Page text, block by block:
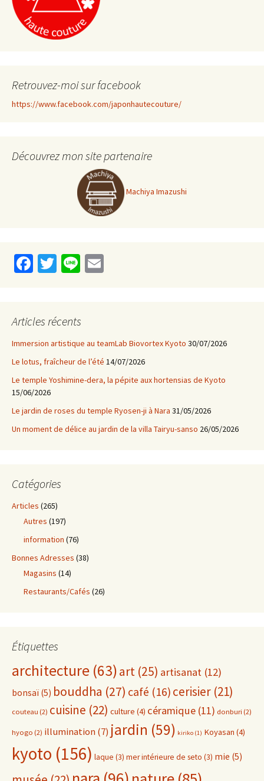
Retrouvez-moi sur facebook
https://www.facebook.com/japonhautecouture/
Découvrez mon site partenaire
Machiya Imazushi
Fa
o
o
k
T
er
Li
Articles récents
Immersion artistique au teamLab Biovortex Kyoto 30/07/2026
Le lotus, fraîcheur de l’été 14/07/2026
Le temple Yoshimine-dera, la pépite aux hortensias de Kyoto
15/06/2026
Le jardin de roses du temple Ryosen-ji à Nara 31/05/2026
Un moment de délice au jardin de la villa Tairyu-sanso 26/05/2026
Catégories
Articles (265)
Autres (197)
information (76)
Bonnes Adresses (38)
Magasins (14)
Restaurants/Cafés (26)
Étiquettes
architecture (63)art (25) artisanat (12)
bonsaï (5) bouddha (27) café (16) cerisier (21)
couteau (2) cuisine (22) culture (4) céramique (11) donburi (2)
hyogo (2) illumination(7) jardin (59) kiriko (1) Koyasan (4)
kyoto (156) laque (3) mer intérieure de seto (3) mie (5)